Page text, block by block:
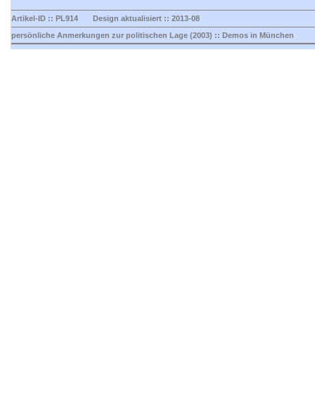
Artikel-ID :: PL914 Design aktualisiert :: 2013-08
persönliche Anmerkungen zur politischen Lage (2003) :: Demos in München